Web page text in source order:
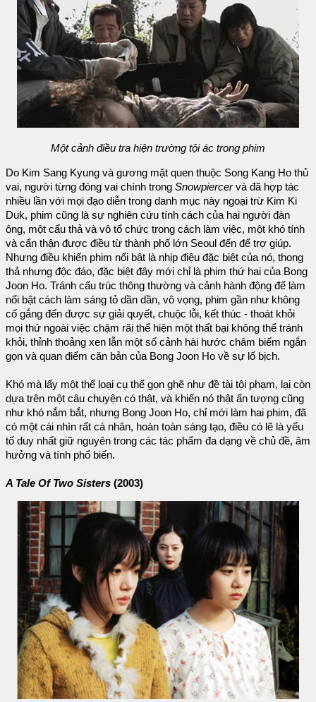
Một cảnh điều tra hiện trường tội ác trong phim
Do Kim Sang Kyung và gương mặt quen thuộc Song Kang Ho thủ
vai, người từng đóng vai chính trong Snowpiercervà đã hợp tác
nhiều lần với mọi đạo diễn trong danh mục này ngoại trừ Kim Ki
Duk, phim cũng là sự nghiên cứu tính cách của hai người đàn
ông, một cẩu thả và vô tổ chức trong cách làm việc, một khó tính
và cẩn thận được điều từ thành phố lớn Seoul đến để trợ giúp.
Nhưng điều khiến phim nổi bật là nhịp điệu đặc biệt của nó, thong
thả nhưng độc đáo, đặc biệt đây mới chỉ là phim thứ hai của Bong
Joon Ho. Tránh cấu trúc thông thường và cảnh hành động để làm
nổi bật cách làm sáng tỏ dần dần, vô vọng, phim gần như không
cố gắng đến được sự giải quyết, chuộc lỗi, kết thúc - thoát khỏi
mọi thứ ngoài việc chậm rãi thể hiện một thất bại không thể tránh
khỏi, thỉnh thoảng xen lẫn một số cảnh hài hước châm biếm ngắn
gọn và quan điểm căn bản của Bong Joon Ho về sự lố bịch.
Khó mà lấy một thể loại cụ thể gọn ghẽ như đề tài tội phạm, lại còn
dựa trên một câu chuyện có thật, và khiến nó thật ấn tượng cũng
như khó nắm bắt, nhưng Bong Joon Ho, chỉ mới làm hai phim, đã
có một cái nhìn rất cá nhân, hoàn toàn sáng tạo, điều có lẽ là yếu
tố duy nhất giữ nguyên trong các tác phẩm đa dạng về chủ đề, âm
hưởng và tính phổ biến.
A Tale Of Two Sisters (2003)